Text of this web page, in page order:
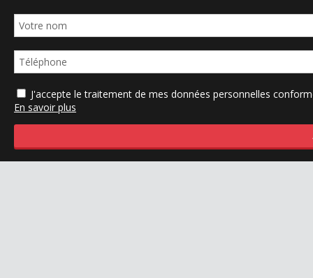
J'accepte le traitement de mes données personnelles
En savoir plus